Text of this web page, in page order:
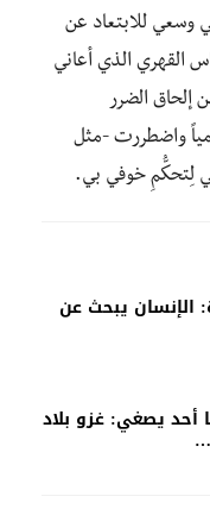
وسعي للابتعاد عن
القهري الذي أعاني
إلحاق الضرر
واضطررت -مثل
لِتحكُّمِ خوفي بي.
الإنسان يبحث عن
أحد يصغي: غزو بلاد